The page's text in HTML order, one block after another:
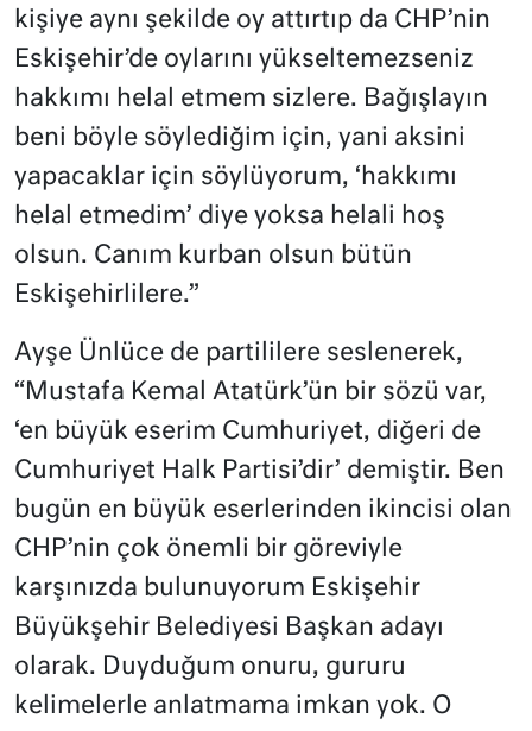
kişiye aynı şekilde oy attırtıp da CHP’nin
Eskişehir’de oylarını yükseltemezseniz
hakkımı helal etmem sizlere. Bağışlayın
beni böyle söylediğim için, yani aksini
yapacaklar için söylüyorum, ‘hakkımı
helal etmedim’ diye yoksa helali hoş
olsun. Canım kurban olsun bütün
Eskişehirlilere.”
Ayşe Ünlüce de partililere seslenerek,
“Mustafa Kemal Atatürk’ün bir sözü var,
‘en büyük eserim Cumhuriyet, diğeri de
Cumhuriyet Halk Partisi’dir’ demiştir. Ben
bugün en büyük eserlerinden ikincisi olan
CHP’nin çok önemli bir göreviyle
karşınızda bulunuyorum Eskişehir
Büyükşehir Belediyesi Başkan adayı
olarak. Duyduğum onuru, gururu
kelimelerle anlatmama imkan yok. O